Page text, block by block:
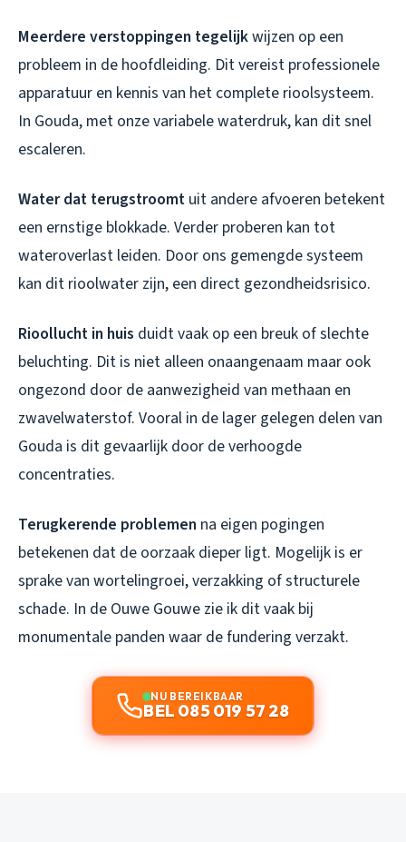
Meerdere verstoppingen tegelijkwijzen op een
probleem in de hoofdleiding. Dit vereist professionele
apparatuur en kennis van het complete rioolsysteem.
In Gouda, met onze variabele waterdruk, kan dit snel
escaleren.
Water dat terugstroomt uit andere afvoeren betekent
een ernstige blokkade. Verder proberen kan tot
wateroverlast leiden. Door ons gemengde systeem
kan dit rioolwater zijn, een direct gezondheidsrisico.
Rioollucht in huis duidt vaak op een breuk of slechte
beluchting. Dit is niet alleen onaangenaam maar ook
ongezond door de aanwezigheid van methaan en
zwavelwaterstof. Vooral in de lager gelegen delen van
Gouda is dit gevaarlijk door de verhoogde
concentraties.
Terugkerende problemen na eigen pogingen
betekenen dat de oorzaak dieper ligt. Mogelijk is er
sprake van wortelingroei, verzakking of structurele
schade. In de Ouwe Gouwe zie ik dit vaak bij
monumentale panden waar de fundering verzakt.
NU BEREIKBAAR
BEL 085 019 57 28